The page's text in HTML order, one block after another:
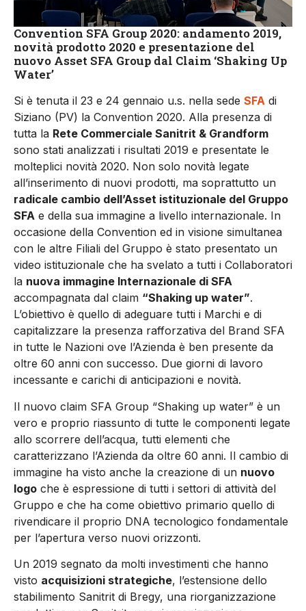
Convention SFA Group 2020: andamento 2019,
novità prodotto 2020 e presentazione del
nuovo Asset SFA Group dal Claim ‘Shaking Up
Water’
Si è tenuta il 23 e 24 gennaio u.s. nella sede SFA di
Siziano (PV) la Convention 2020. Alla presenza di
tutta la Rete Commerciale Sanitrit & Grandform
sono stati analizzati i risultati 2019 e presentate le
molteplici novità 2020. Non solo novità legate
all’inserimento di nuovi prodotti, ma soprattutto un
radicale cambio dell’Asset istituzionale del Gruppo
SFA e della sua immagine a livello internazionale. In
occasione della Convention ed in visione simultanea
con le altre Filiali del Gruppo è stato presentato un
video istituzionale che ha svelato a tutti i Collaboratori
la nuova immagine Internazionale di SFA
accompagnata dal claim “Shaking up water”.
L’obiettivo è quello di adeguare tutti i Marchi e di
capitalizzare la presenza rafforzativa del Brand SFA
in tutte le Nazioni ove l’Azienda è ben presente da
oltre 60 anni con successo. Due giorni di lavoro
incessante e carichi di anticipazioni e novità.
Il nuovo claim SFA Group “Shaking up water” è un
vero e proprio riassunto di tutte le componenti legate
allo scorrere dell’acqua, tutti elementi che
caratterizzano l’Azienda da oltre 60 anni. Il cambio di
immagine ha visto anche la creazione di un nuovo
logo che è espressione di tutti i settori di attività del
Gruppo e che ha come obiettivo primario quello di
rivendicare il proprio DNA tecnologico fondamentale
per l’apertura verso nuovi orizzonti.
Un 2019 segnato da molti investimenti che hanno
visto acquisizioni strategiche, l’estensione dello
stabilimento Sanitrit di Bregy, una riorganizzazione